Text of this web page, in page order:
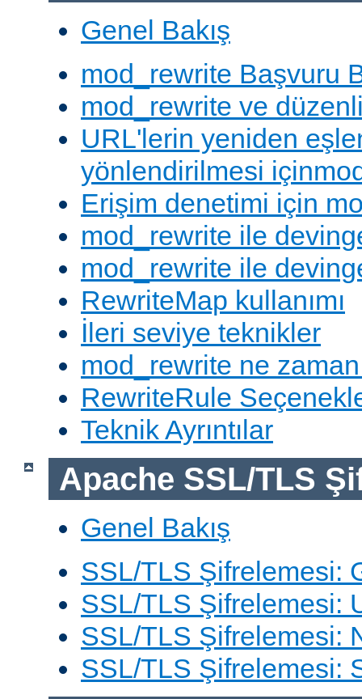
Genel Bakış
mod_rewrite Başvuru
mod_rewrite ve
URL'lerin yeniden
yönlendirilmesi
Erişim denetimi için
mod_rewrite ile
mod_rewrite ile
RewriteMap kullanımı
İleri seviye teknikler
mod_rewrite ne
RewriteRule
Teknik Ayrıntılar
Apache SSL/TLS
Genel Bakış
SSL/TLS Şifrelemesi:
SSL/TLS Şifrelemesi:
SSL/TLS Şifrelemesi:
SSL/TLS Şifrelemesi: